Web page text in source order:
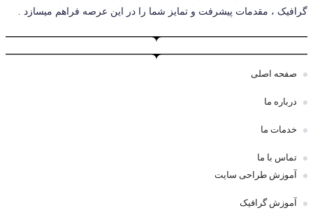
گرافیک ، مقدمات پیشرفت و تمایز شما را در این عرصه فراهم میسازد .
صفحه اصلی
درباره ما
خدمات ما
تماس با ما
آموزش طراحی سایت
آموزش گرافیک